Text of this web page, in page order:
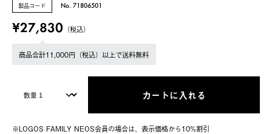
製品コード No. 71806501
¥27,830 （税込）
商品合計11,000円（税込）以上で送料無料
カートに入れる
※LOGOS FAMILY NEOS会員の場合は、表⽰価格から10%割引